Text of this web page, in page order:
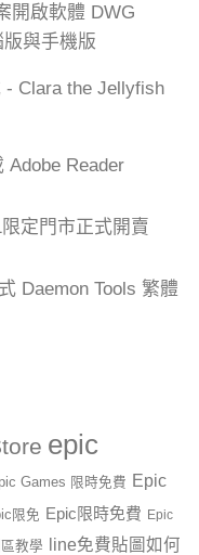
開啟軟體 DWG
與手機版
- Clara the Jellyfish
Adobe Reader
定門市正式開賣
Daemon Tools 繁體
epic
Games 限時免費 Epic
限免 Epic限時免費 Epic
教學
line免費貼圖如何